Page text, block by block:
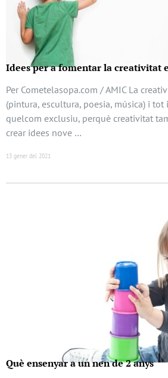
Idees per a fomentar la creativitat
Per Cometelasopa.com / AMIC La
(pintura, escultura, poesia, música) i tot
quelcom exclusiu, perquè creativitat
crear idees nove …
13 gener del 2021
Què ensenyar a un nen de 2 anys